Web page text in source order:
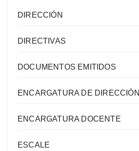
DIRECCIÓN
DIRECTIVAS
DOCUMENTOS EMITIDOS
ENCARGATURA DE DIRECCIÓN
ENCARGATURA DOCENTE
ESCALE